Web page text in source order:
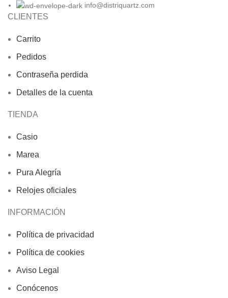
info@distriquartz.com
CLIENTES
Carrito
Pedidos
Contraseña perdida
Detalles de la cuenta
TIENDA
Casio
Marea
Pura Alegría
Relojes oficiales
INFORMACIÓN
Política de privacidad
Política de cookies
Aviso Legal
Conócenos